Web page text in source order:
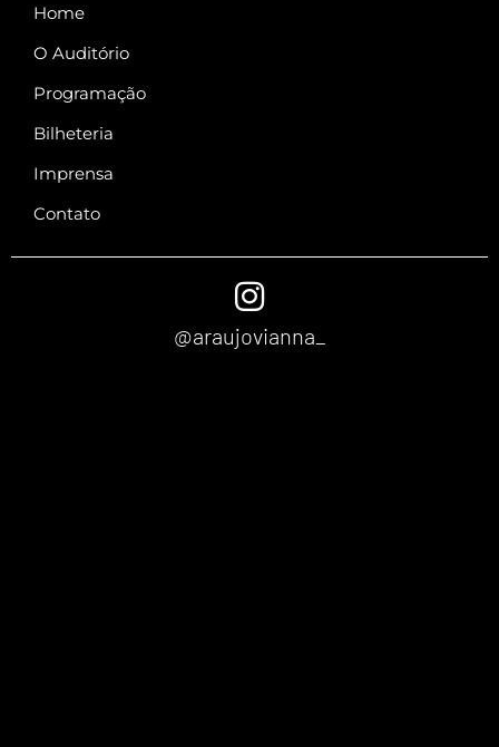
Home
O Auditório
Programação
Bilheteria
Imprensa
Contato
@araujovianna_